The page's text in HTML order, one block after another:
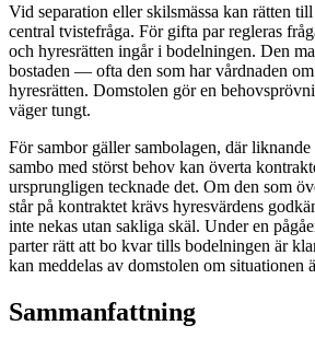
Vid separation eller skilsmässa kan rätten
central tvistefråga. För gifta par regleras
och hyresrätten ingår i bodelningen. Den
bostaden — ofta den som har vårdnaden
hyresrätten. Domstolen gör en
väger tungt.
För sambor gäller sambolagen, där
sambo med störst behov kan överta
ursprungligen tecknade det. Om den som
står på kontraktet krävs hyresvärdens
inte nekas utan sakliga skäl. Under en
parter rätt att bo kvar tills bodelningen är
kan meddelas av domstolen om situationen
Sammanfattning